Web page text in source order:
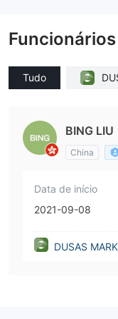
Funcionários
Tudo
BING LIU
China
Data de início
2021-09-08
DUSAS